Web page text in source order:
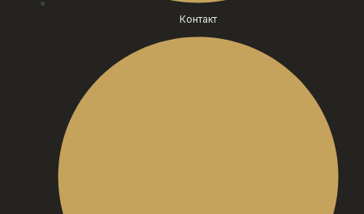
Контакт